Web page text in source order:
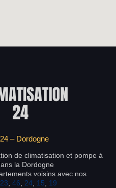
– Dordogne
de climatisation et pompe à
la Dordogne
voisins avec nos
23 46 24 15 19